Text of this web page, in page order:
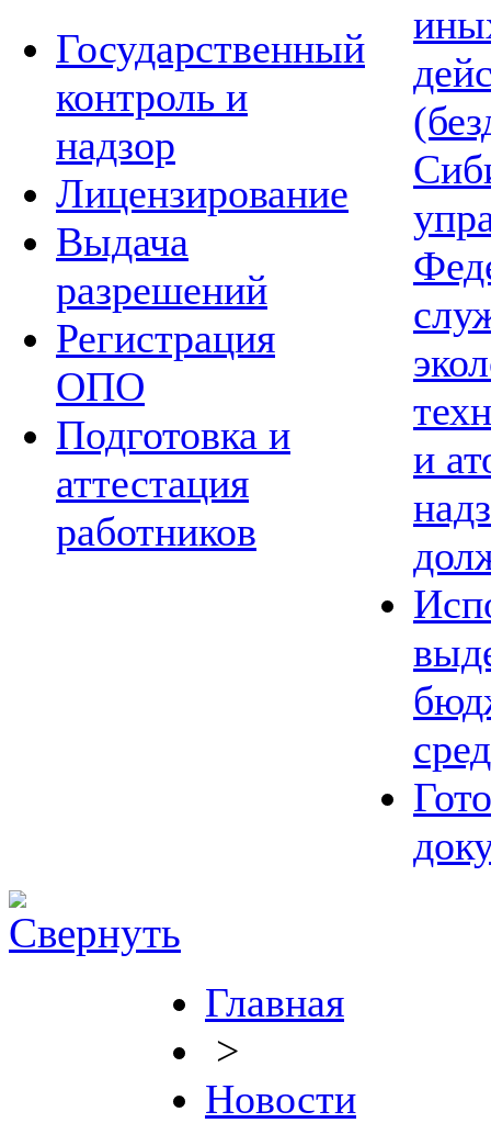
Государственный
контроль и
надзор
Лицензирование
Выдача
разрешений
Регистрация
ОПО
Подготовка и
аттестация
работников
и
Главная
>
Новости